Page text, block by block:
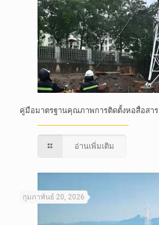
คู่มือมาตรฐานคุณภาพการติดตั้งหอสื่อสาร
อ่านเพิ่มเติม
กุมภาพันธ์ 20, 2026